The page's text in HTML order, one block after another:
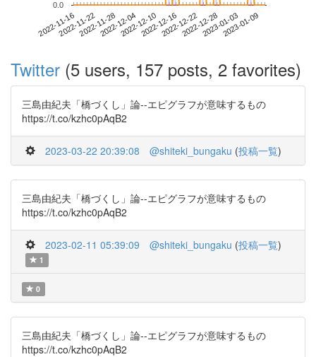
2022-11-162022-11-222022-11-282022-12-042022-12-102022-12-162022-12-222022-12-282023-01-032023-01-09
0.0
Twitter (5 users, 157 posts, 2 favorites)
三島由紀夫「橋づくし」論--エピグラフが意味するもの
https://t.co/kzhc0pAqB2
2023-03-22 20:39:08 @shiteki_bungaku (投稿一覧)
三島由紀夫「橋づくし」論--エピグラフが意味するもの
https://t.co/kzhc0pAqB2
2023-02-11 05:39:09 @shiteki_bungaku (投稿一覧)
1
0
三島由紀夫「橋づくし」論--エピグラフが意味するもの
https://t.co/kzhc0pAqB2